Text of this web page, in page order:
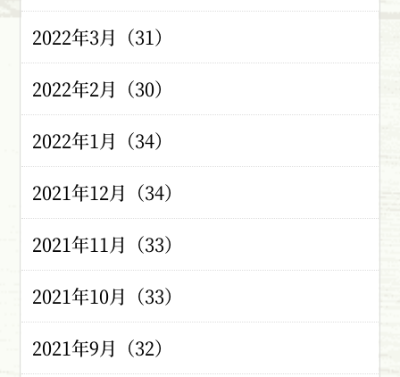
2022年3月（31）
2022年2月（30）
2022年1月（34）
2021年12月（34）
2021年11月（33）
2021年10月（33）
2021年9月（32）